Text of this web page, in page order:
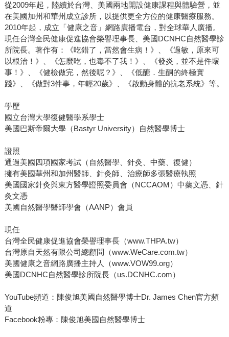
從2009年起，陸續於台灣、美國兩地開設健康課程與體驗營，並
在美國加州和華州成立診所，以提供更全方位的健康醫療服務。
2010年起，成立「健康之音」網路廣播電台，對全球華人廣播。
現任台灣全民健康促進協會榮譽理事長、美國DCNHC自然醫學診
所院長。著作有：《吃錯了，當然會生病！》、《過敏，原來可
以根治！》、《怎麼吃，也毒不了我！》、《發炎，並不是件壞
事！》、《健檢做完，然後呢？》、《低醣．生酮的終極實
踐》、《做對3件事，年輕20歲》、《啟動身體的抗老系統》等。
學歷
國立台灣大學復健醫學系學士
美國巴斯帝爾大學（Bastyr University）自然醫學博士
證照
通過美國四項國家考試（自然醫學、針灸、中藥、復健）
擁有美國華州和加州醫師、針灸師、治療師多張醫療執照
美國國家針灸與東方醫學證照委員會（NCCAOM）中藥文憑、針
灸文憑
美國自然醫學醫師學會（AANP）會員
現任
台灣全民健康促進協會榮譽理事長（www.THPA.tw）
台灣原自天然有限公司總顧問（www.WeCare.com.tw）
美國健康之音網路廣播主持人（www.VOW99.org）
美國DCNHC自然醫學診所院長（us.DCNHC.com）
YouTube頻道：陳俊旭美國自然醫學博士Dr. James Chen官方頻
道
Facebook粉專：陳俊旭美國自然醫學博士